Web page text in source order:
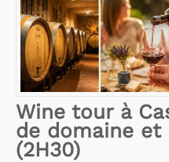
Wine tour à
de domaine et
(2H30)